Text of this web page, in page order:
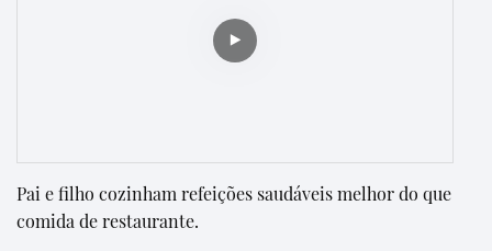
Pai e filho cozinham refeições saudáveis ​​melhor do que
comida de restaurante.